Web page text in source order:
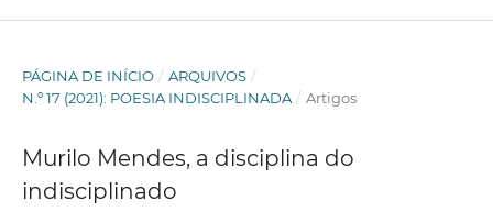
PÁGINA DE INÍCIO / ARQUIVOS /
N.º 17 (2021): POESIA INDISCIPLINADA / Artigos
Murilo Mendes, a disciplina do
indisciplinado